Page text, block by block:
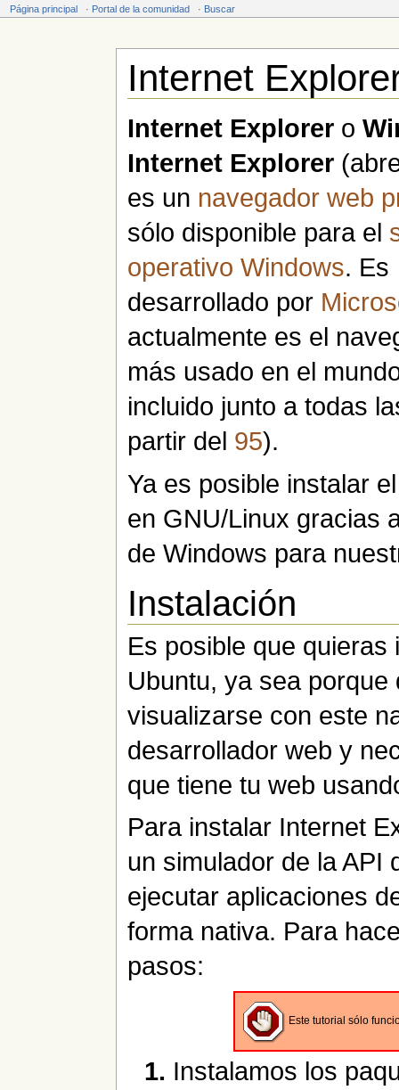
Página principal · Portal de la comunidad · Buscar
Internet
Internet Explorer o
Internet Explorer
es un navegador web
sólo disponible para el
operativo Windows. Es
desarrollado por
actualmente es el
más usado en el
incluido junto a todas
partir del 95).
Ya es posible instalar
en GNU/Linux gracias
de Windows para
Instalación
Es posible que
Ubuntu, ya sea
visualizarse con este
desarrollador web y
que tiene tu web
Para instalar Internet
un simulador de la API
ejecutar aplicaciones
forma nativa. Para
pasos:
Este tutorial sólo
1. Instalamos los